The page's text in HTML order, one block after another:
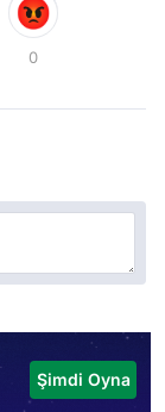
0
Şimdi Oyna